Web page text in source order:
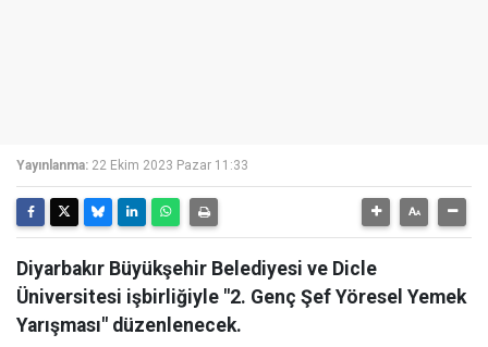
Yayınlanma: 22 Ekim 2023 Pazar 11:33
Diyarbakır Büyükşehir Belediyesi ve Dicle
Üniversitesi işbirliğiyle "2. Genç Şef Yöresel Yemek
Yarışması" düzenlenecek.